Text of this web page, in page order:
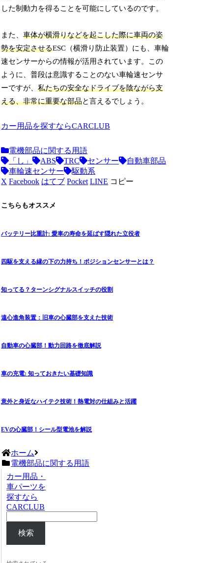
した制動力を得ることを可能にしているのです。
また、車体が横滑りなどを起こした際に車両の姿
勢を安定させるESC（横滑り防止装置）にも、車輪
速センサーからの情報が活用されています。この
ように、普段は意識することのない車輪速センサ
ーですが、私たちの安全なドライブを陰ながら支
える、非常に重要な部品と言えるでしょう。
カー用品を探すならCARCLUB
電機部品に関する用語
「し」
ABS TRC センサー
自動車部品
車輪速センサー
駆動系
X Facebook はてブ Pocket LINE コピー
こちらもオススメ
バッテリー比重計: 愛車の寿命を延ばす隠れた立役者
四駆を支える縁の下の力持ち！ポジションセンサーとは？
知ってる？ターンシグナルスイッチの役割
遠心進角装置：旧車の心臓部を支えた技術
自動車の心臓部！動力回路を徹底解説
車の充電: 知っておきたい基礎知識
意外と身近なハイテク技術！熱電対の仕組みと活躍
EVの心臓部！シール型電池を解説
ホーム
電機部品に関する用語
カー用品・
車パーツを
探すなら
CARCLUB
検索